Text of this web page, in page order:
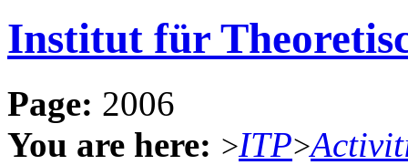
Institut für
Page: 2006
You are here: >ITP>